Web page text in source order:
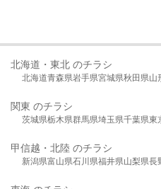
北海道・東北 のチラシ
北海道青森県岩手県宮城県秋田県山
関東 のチラシ
茨城県栃木県群馬県埼玉県千葉県東
甲信越・北陸 のチラシ
新潟県富山県石川県福井県山梨県長